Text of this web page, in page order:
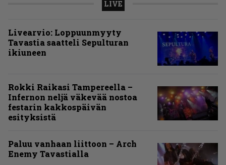
LIVE
Livearvio: Loppuunmyyty
Tavastia saatteli Sepulturan
ikiuneen
Rokki Raikasi Tampereella –
Infernon neljä väkevää nostoa
festarin kakkospäivän
esityksistä
Paluu vanhaan liittoon – Arch
Enemy Tavastialla